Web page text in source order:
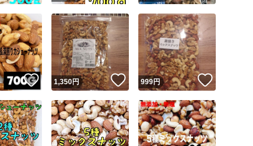
いいね！
1,350円 いいね！
999円 いいね！